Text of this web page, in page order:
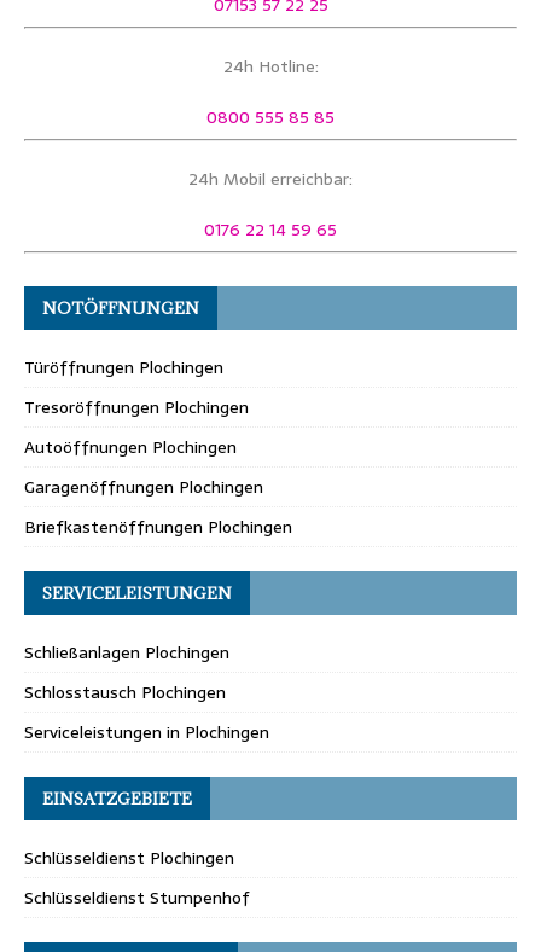
24h Hotline:
0800 555 85 85
24h Mobil erreichbar:
0176 22 14 59 65
NOTÖFFNUNGEN
Türöffnungen Plochingen
Tresoröffnungen Plochingen
Autoöffnungen Plochingen
Garagenöffnungen Plochingen
Briefkastenöffnungen Plochingen
SERVICELEISTUNGEN
Schließanlagen Plochingen
Schlosstausch Plochingen
Serviceleistungen in Plochingen
EINSATZGEBIETE
Schlüsseldienst Plochingen
Schlüsseldienst Stumpenhof